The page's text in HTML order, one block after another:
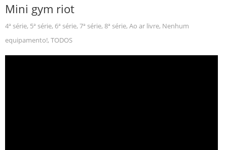
Mini gym riot
4ª série, 5ª série, 6ª série, 7ª série, 8ª série, Ao ar livre, Nenhum
equipamento!, TODOS